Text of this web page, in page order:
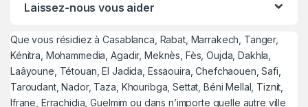
Laissez-nous vous aider
Que vous résidiez à Casablanca, Rabat, Marrakech, Tanger,
Kénitra, Mohammedia, Agadir, Meknès, Fès, Oujda, Dakhla,
Laâyoune, Tétouan, El Jadida, Essaouira, Chefchaouen, Safi,
Taroudant, Nador, Taza, Khouribga, Settat, Béni Mellal, Tiznit,
Ifrane, Errachidia, Guelmim ou dans n’importe quelle autre ville